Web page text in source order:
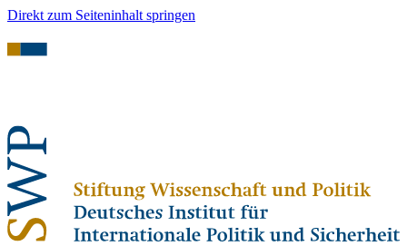
Direkt zum Seiteninhalt springen